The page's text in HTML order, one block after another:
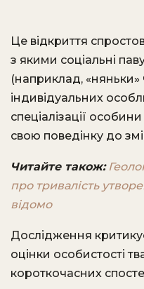
Це відкриття
з якими соціальні
(наприклад, «няньки»
індивідуальних
спеціалізації
свою поведінку до
Читайте також:
про тривалість
відомо
Дослідження
оцінки особистості
короткочасних